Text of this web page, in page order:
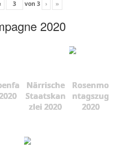
von 3 › »
2020
Närrische
Staatskan
zlei 2020
Rosenmo
ntagszug
2020